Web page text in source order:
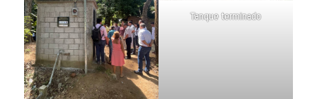
Tanque terminado